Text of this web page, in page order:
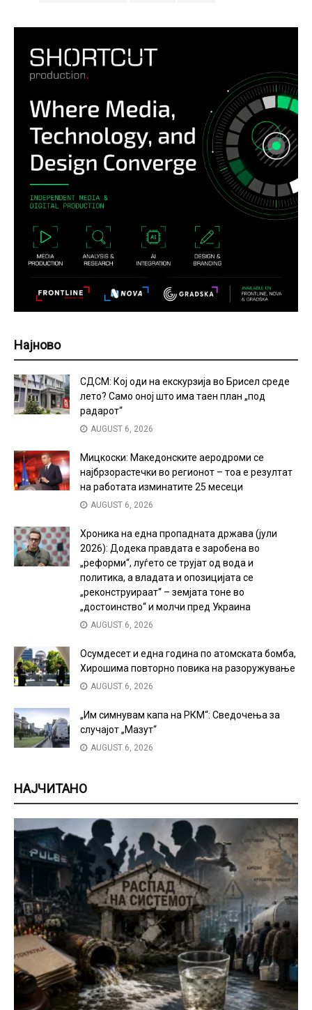
Најново
СДСМ: Кој оди на екскурзија во Брисел среде
лето? Само оној што има таен план „под
радарот“
AUGUST 6, 2026
Мицкоски: Македонските аеродроми се
најбрзорастечки во регионот – тоа е резултат
на работата изминатите 25 месеци
AUGUST 6, 2026
Хроника на една пропадната држава (јули
2026): Додека правдата е заробена во
„реформи“, луѓето се трујат од вода и
политика, а владата и опозицијата се
„реконструираат“ – земјата тоне во
„достоинство“ и молчи пред Украина
AUGUST 6, 2026
Осумдесет и една година по атомската бомба,
Хирошима повторно повика на разоружување
AUGUST 6, 2026
„Им симнувам капа на РКМ“: Сведочења за
случајот „Мазут“
AUGUST 6, 2026
НАЈЧИТАНО